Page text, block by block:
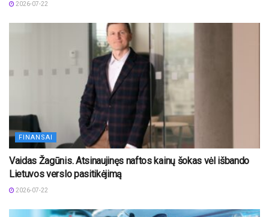
2026-07-22
FINANSAI
Vaidas Žagūnis. Atsinaujinęs naftos kainų šokas vėl išbando
Lietuvos verslo pasitikėjimą
2026-07-22